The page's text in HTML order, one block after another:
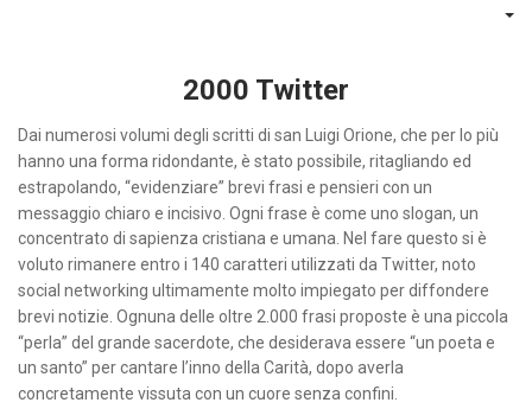
2000 Twitter
Dai numerosi volumi degli scritti di san Luigi Orione, che per lo più
hanno una forma ridondante, è stato possibile, ritagliando ed
estrapolando, “evidenziare” brevi frasi e pensieri con un
messaggio chiaro e incisivo. Ogni frase è come uno slogan, un
concentrato di sapienza cristiana e umana. Nel fare questo si è
voluto rimanere entro i 140 caratteri utilizzati da Twitter, noto
social networking ultimamente molto impiegato per diffondere
brevi notizie. Ognuna delle oltre 2.000 frasi proposte è una piccola
“perla” del grande sacerdote, che desiderava essere “un poeta e
un santo” per cantare l’inno della Carità, dopo averla
concretamente vissuta con un cuore senza confini.